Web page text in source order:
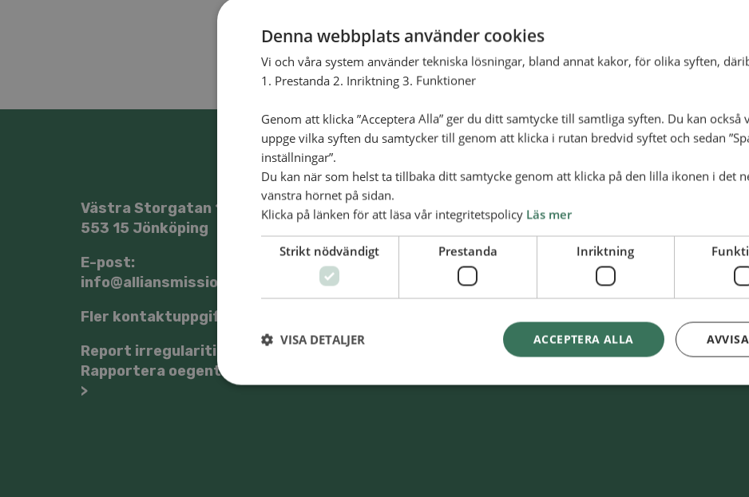
Västra Storgatan 14
553 15 Jönköping
E-post:
info@alliansmissionen.se
Fler kontaktuppgifter >
Report irregularities /
Rapportera oegentligheter
>
@SvenskaAlliansmissionen
Swish
BG900-8590
Denna webbplats använder cookies
Vi och våra system använder tekniska lösningar, bland annat kakor, för olika syften,
1. Prestanda 2. Inriktning 3. Funktioner
Genom att klicka ”Acceptera Alla” ger du ditt samtycke till samtliga syften. Du kan också
uppge vilka syften du samtycker till genom att klicka i rutan bredvid syftet och sedan
inställningar”.
Du kan när som helst ta tillbaka ditt samtycke genom att klicka på den lilla ikonen i det
vänstra hörnet på sidan.
Klicka på länken för att läsa vår integritetspolicy Läs mer
Strikt nödvändigt Prestanda Inriktning
ACCEPTERA ALLA
VISA DETALJER